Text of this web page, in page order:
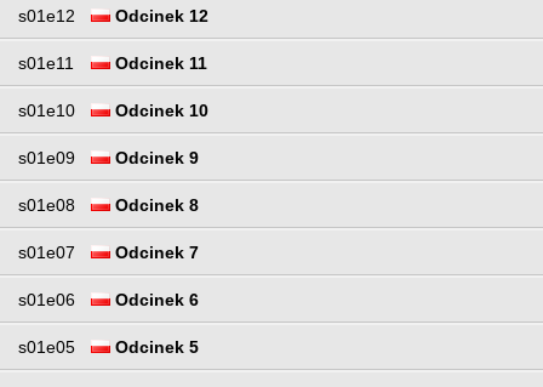
s01e12 Odcinek 12
s01e11 Odcinek 11
s01e10 Odcinek 10
s01e09 Odcinek 9
s01e08 Odcinek 8
s01e07 Odcinek 7
s01e06 Odcinek 6
s01e05 Odcinek 5